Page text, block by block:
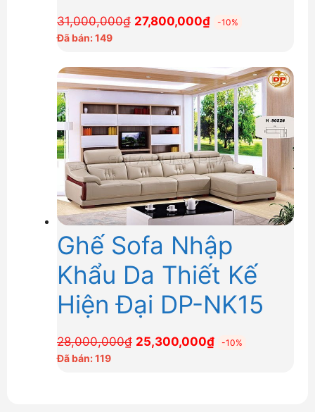
31,000,000₫ Giá
31,000,000₫.
27,800,000₫Giá
là:
27,800,000₫.
-10%
Đã bán: 149
Ghế Sofa Nhập
Khẩu Da Thiết Kế
Hiện Đại DP-NK15
28,000,000₫ Giá
25,300,000₫Giá
-10%
Đã bán: 119